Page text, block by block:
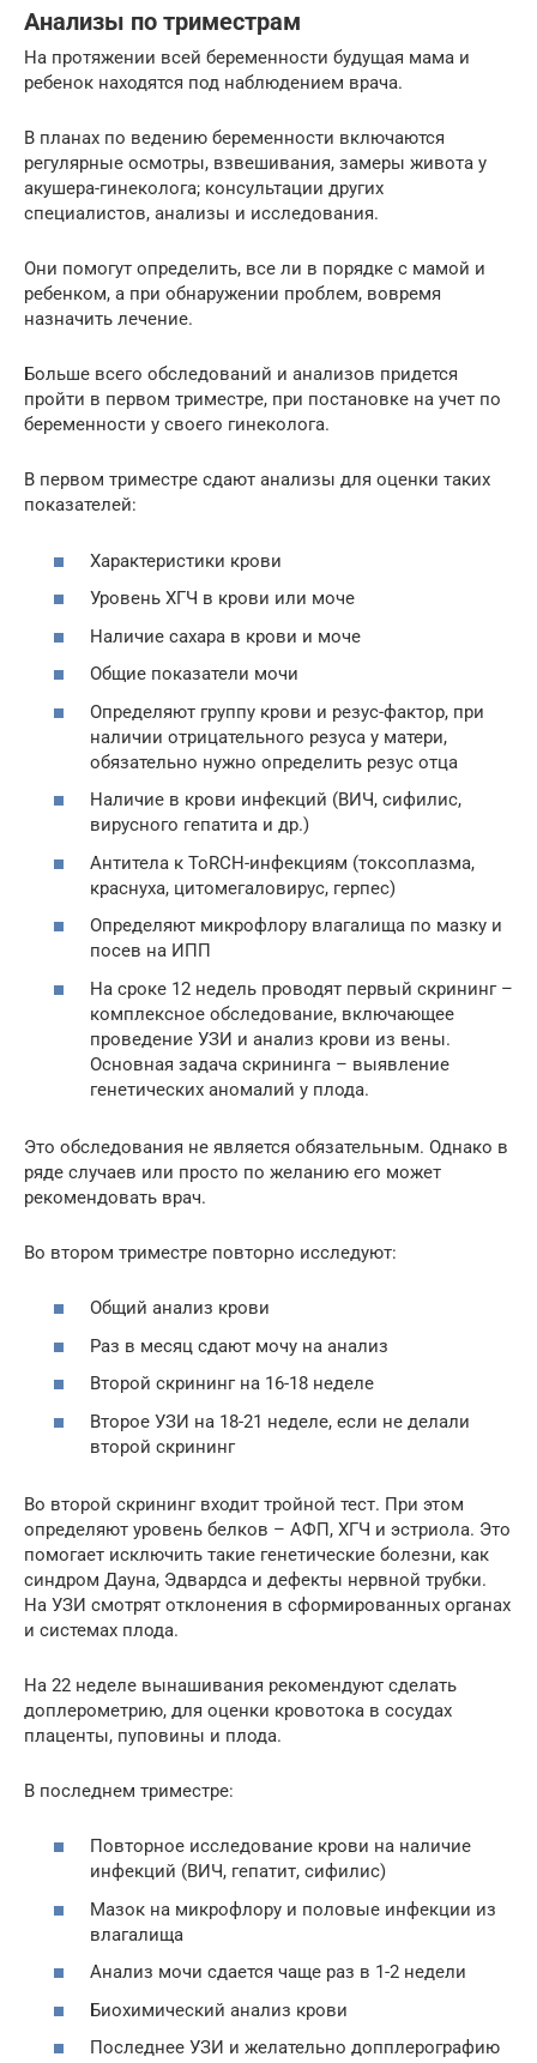
Анализы по триместрам
На протяжении всей беременности будущая мама и
ребенок находятся под наблюдением врача.
В планах по ведению беременности включаются
регулярные осмотры, взвешивания, замеры живота у
акушера-гинеколога; консультации других
специалистов, анализы и исследования.
Они помогут определить, все ли в порядке с мамой и
ребенком, а при обнаружении проблем, вовремя
назначить лечение.
Больше всего обследований и анализов придется
пройти в первом триместре, при постановке на учет по
беременности у своего гинеколога.
В первом триместре сдают анализы для оценки таких
показателей:
Характеристики крови
Уровень ХГЧ в крови или моче
Наличие сахара в крови и моче
Общие показатели мочи
Определяют группу крови и резус-фактор, при
наличии отрицательного резуса у матери,
обязательно нужно определить резус отца
Наличие в крови инфекций (ВИЧ, сифилис,
вирусного гепатита и др.)
Антитела к ToRCH-инфекциям (токсоплазма,
краснуха, цитомегаловирус, герпес)
Определяют микрофлору влагалища по мазку и
посев на ИПП
На сроке 12 недель проводят первый скрининг –
комплексное обследование, включающее
проведение УЗИ и анализ крови из вены.
Основная задача скрининга – выявление
генетических аномалий у плода.
Это обследования не является обязательным. Однако в
ряде случаев или просто по желанию его может
рекомендовать врач.
Во втором триместре повторно исследуют:
Общий анализ крови
Раз в месяц сдают мочу на анализ
Второй скрининг на 16-18 неделе
Второе УЗИ на 18-21 неделе, если не делали
второй скрининг
Во второй скрининг входит тройной тест. При этом
определяют уровень белков – АФП, ХГЧ и эстриола. Это
помогает исключить такие генетические болезни, как
синдром Дауна, Эдвардса и дефекты нервной трубки.
На УЗИ смотрят отклонения в сформированных органах
и системах плода.
На 22 неделе вынашивания рекомендуют сделать
доплерометрию, для оценки кровотока в сосудах
плаценты, пуповины и плода.
В последнем триместре:
Повторное исследование крови на наличие
инфекций (ВИЧ, гепатит, сифилис)
Мазок на микрофлору и половые инфекции из
влагалища
Анализ мочи сдается чаще раз в 1-2 недели
Биохимический анализ крови
Последнее УЗИ и желательно допплерографию